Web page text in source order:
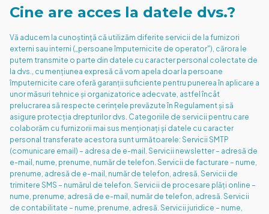
Cine are acces la datele dvs.?
Vă aducem la cunoștință că utilizăm diferite servicii de la furnizori
externi sau interni („persoane împuternicite de operator"), cărora le
putem transmite o parte din datele cu caracter personal colectate de
la dvs., cu mențiunea expresă că vom apela doar la persoane
împuternicite care oferă garanții suficiente pentru punerea în aplicare a
unor măsuri tehnice și organizatorice adecvate, astfel încât
prelucrarea să respecte cerințele prevăzute în Regulament și să
asigure protecția drepturilor dvs. Categoriile de servicii pentru care
colaborăm cu furnizorii mai sus menționați și datele cu caracter
personal transferate acestora sunt următoarele: Servicii SMTP
(comunicare email) – adresa de e-mail. Servicii newsletter – adresă de
e-mail, nume, prenume, număr de telefon. Servicii de facturare – nume,
prenume, adresă de e-mail, număr de telefon, adresă. Servicii de
trimitere SMS – numărul de telefon. Servicii de procesare plăți online –
nume, prenume, adresă de e-mail, număr de telefon, adresă. Servicii
de contabilitate – nume, prenume, adresă. Servicii juridice – nume,